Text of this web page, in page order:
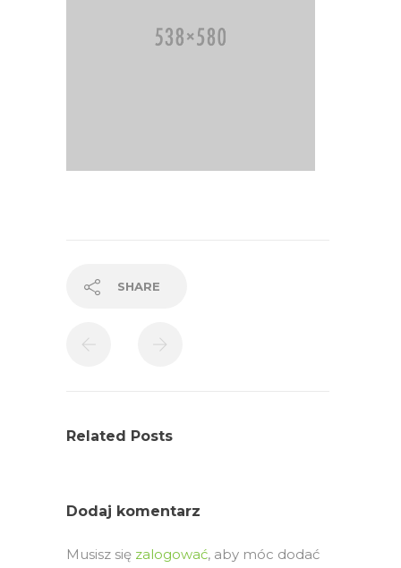
SHARE
Related Posts
Dodaj komentarz
Musisz się zalogować, aby móc dodać